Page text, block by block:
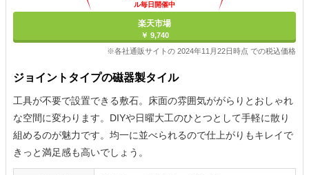
ル毎日開催中
楽天市場
￥ 9,740
※各社通販サイトの 2024年11月22日時点 での税込価格
ジョイントタイプの磁器製タイル
工具が不要で設置できる敷石。床面の雰囲気ががらりとおしゃれ
な空間に変わります。DIYや日曜大工のひとつとして手軽に散り
組めるのが魅力です。均一に並べられるので仕上がりもキレイで
きっと満足感も高いでしょう。